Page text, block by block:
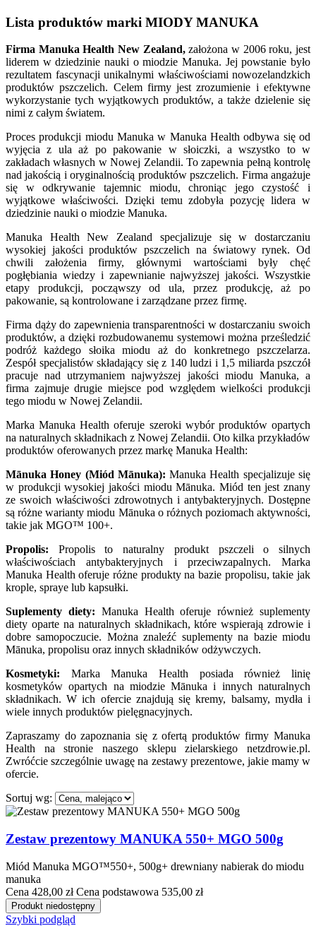
Lista produktów marki MIODY MANUKA
Firma Manuka Health New Zealand,założona w 2006 roku, jest
liderem w dziedzinie nauki o miodzie Manuka. Jej powstanie było
rezultatem fascynacji unikalnymi właściwościami nowozelandzkich
produktów pszczelich. Celem firmy jest zrozumienie i efektywne
wykorzystanie tych wyjątkowych produktów, a także dzielenie się
nimi z całym światem.
Proces produkcji miodu Manuka w Manuka Health odbywa się od
wyjęcia z ula aż po pakowanie w słoiczki, a wszystko to w
zakładach własnych w Nowej Zelandii. To zapewnia pełną kontrolę
nad jakością i oryginalnością produktów pszczelich. Firma angażuje
się w odkrywanie tajemnic miodu, chroniąc jego czystość i
wyjątkowe właściwości. Dzięki temu zdobyła pozycję lidera w
dziedzinie nauki o miodzie Manuka.
Manuka Health New Zealand specjalizuje się w dostarczaniu
wysokiej jakości produktów pszczelich na światowy rynek. Od
chwili założenia firmy, głównymi wartościami były chęć
pogłębiania wiedzy i zapewnianie najwyższej jakości. Wszystkie
etapy produkcji, począwszy od ula, przez produkcję, aż po
pakowanie, są kontrolowane i zarządzane przez firmę.
Firma dąży do zapewnienia transparentności w dostarczaniu swoich
produktów, a dzięki rozbudowanemu systemowi można prześledzić
podróż każdego słoika miodu aż do konkretnego pszczelarza.
Zespół specjalistów składający się z 140 ludzi i 1,5 miliarda pszczół
pracuje nad utrzymaniem najwyższej jakości miodu Manuka, a
firma zajmuje drugie miejsce pod względem wielkości produkcji
tego miodu w Nowej Zelandii.
Marka Manuka Health oferuje szeroki wybór produktów opartych
na naturalnych składnikach z Nowej Zelandii. Oto kilka przykładów
produktów oferowanych przez markę Manuka Health:
Mānuka Honey (Miód Mānuka): Manuka Health specjalizuje się
w produkcji wysokiej jakości miodu Mānuka. Miód ten jest znany
ze swoich właściwości zdrowotnych i antybakteryjnych. Dostępne
są różne warianty miodu Mānuka o różnych poziomach aktywności,
takie jak MGO™ 100+.
Propolis: Propolis to naturalny produkt pszczeli o silnych
właściwościach antybakteryjnych i przeciwzapalnych. Marka
Manuka Health oferuje różne produkty na bazie propolisu, takie jak
krople, spraye lub kapsułki.
Suplementy diety: Manuka Health oferuje również suplementy
diety oparte na naturalnych składnikach, które wspierają zdrowie i
dobre samopoczucie. Można znaleźć suplementy na bazie miodu
Mānuka, propolisu oraz innych składników odżywczych.
Kosmetyki: Marka Manuka Health posiada również linię
kosmetyków opartych na miodzie Mānuka i innych naturalnych
składnikach. W ich ofercie znajdują się kremy, balsamy, mydła i
wiele innych produktów pielęgnacyjnych.
Zapraszamy do zapoznania się z ofertą produktów firmy Manuka
Health na stronie naszego sklepu zielarskiego netzdrowie.pl.
Zwróćcie szczególnie uwagę na zestawy prezentowe, jakie mamy w
ofercie.
Sortuj wg:
Zestaw prezentowy MANUKA 550+ MGO 500g
Miód Manuka MGO™550+, 500g+ drewniany nabierak do miodu
manuka
Cena 428,00 zł Cena podstawowa 535,00 zł
Produkt niedostępny
Szybki podgląd